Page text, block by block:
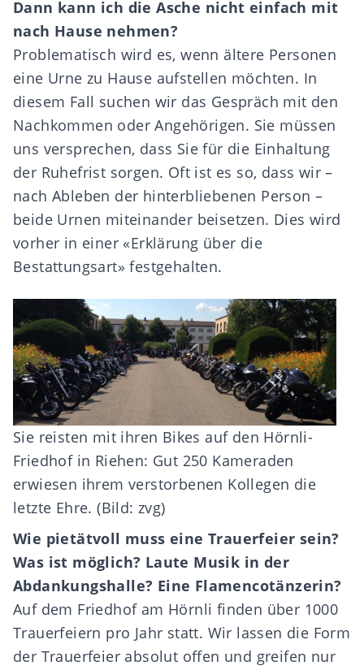
Dann kann ich die Asche nicht einfach mit
nach Hause nehmen?
Problematisch wird es, wenn ältere Personen
eine Urne zu Hause aufstellen möchten. In
diesem Fall suchen wir das Gespräch mit den
Nachkommen oder Angehörigen. Sie müssen
uns versprechen, dass Sie für die Einhaltung
der Ruhefrist sorgen. Oft ist es so, dass wir –
nach Ableben der hinterbliebenen Person –
beide Urnen miteinander beisetzen. Dies wird
vorher in einer «Erklärung über die
Bestattungsart» festgehalten.
Sie reisten mit ihren Bikes auf den Hörnli-
Friedhof in Riehen: Gut 250 Kameraden
erwiesen ihrem verstorbenen Kollegen die
letzte Ehre. (Bild: zvg)
Wie pietätvoll muss eine Trauerfeier sein?
Was ist möglich? Laute Musik in der
Abdankungshalle? Eine Flamencotänzerin?
Auf dem Friedhof am Hörnli finden über 1000
Trauerfeiern pro Jahr statt. Wir lassen die Form
der Trauerfeier absolut offen und greifen nur